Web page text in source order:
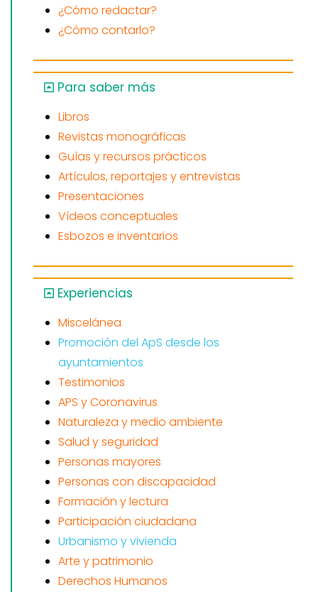
¿Cómo redactar?
¿Cómo contarlo?
Para saber más
Libros
Revistas monográficas
Guías y recursos prácticos
Artículos, reportajes y entrevistas
Presentaciones
Vídeos conceptuales
Esbozos e inventarios
Experiencias
Miscelánea
Promoción del ApS desde los
ayuntamientos
Testimonios
APS y Coronavirus
Naturaleza y medio ambiente
Salud y seguridad
Personas mayores
Personas con discapacidad
Formación y lectura
Participación ciudadana
Urbanismo y vivienda
Arte y patrimonio
Derechos Humanos